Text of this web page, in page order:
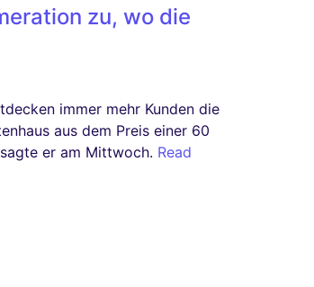
zu, wo die
immer mehr Kunden die
aus dem Preis einer 60
er am Mittwoch. Read